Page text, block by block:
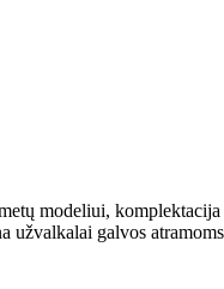
modeliui, komplektacija
užvalkalai galvos